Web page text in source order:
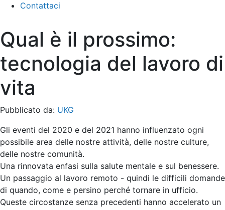
Contattaci
Qual è il prossimo:
tecnologia del lavoro di
vita
Pubblicato da: UKG
Gli eventi del 2020 e del 2021 hanno influenzato ogni
possibile area delle nostre attività, delle nostre culture,
delle nostre comunità.
Una rinnovata enfasi sulla salute mentale e sul benessere.
Un passaggio al lavoro remoto - quindi le difficili domande
di quando, come e persino perché tornare in ufficio.
Queste circostanze senza precedenti hanno accelerato un